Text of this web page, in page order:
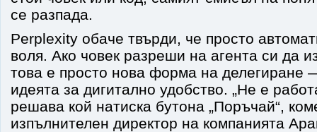
се разпада.
Perplexity обаче твърди, че просто
воля. Ако човек разреши на агента си да
това е просто нова форма на делегиране
идеята за дигитално удобство. „Не е
решава кой натиска бутона „Поръчай“,
изпълнителен директор на компанията